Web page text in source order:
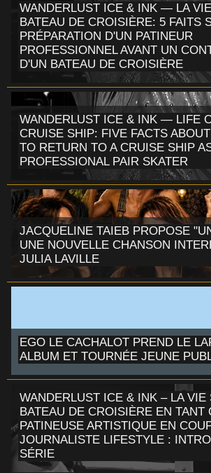
WANDERLUST ICE & INK — LA
BATEAU DE CROISIÈRE: 5 FAITS
PRÉPARATION D'UN PATINEUR
PROFESSIONNEL AVANT UN
D'UN BATEAU DE CROISIÈRE
WANDERLUST ICE & INK — LIFE
CRUISE SHIP: FIVE FACTS
TO RETURN TO A CRUISE SHIP
PROFESSIONAL PAIR SKATER
JACQUELINE TAIEB PROPOSE
UNE NOUVELLE CHANSON
JULIA LAVILLE
EGO LE CACHALOT PREND LE
ALBUM ET TOURNÉE JEUNE
WANDERLUST ICE & INK – LA VIE
BATEAU DE CROISIÈRE EN TANT
PATINEUSE ARTISTIQUE EN
JOURNALISTE LIFESTYLE :
SÉRIE